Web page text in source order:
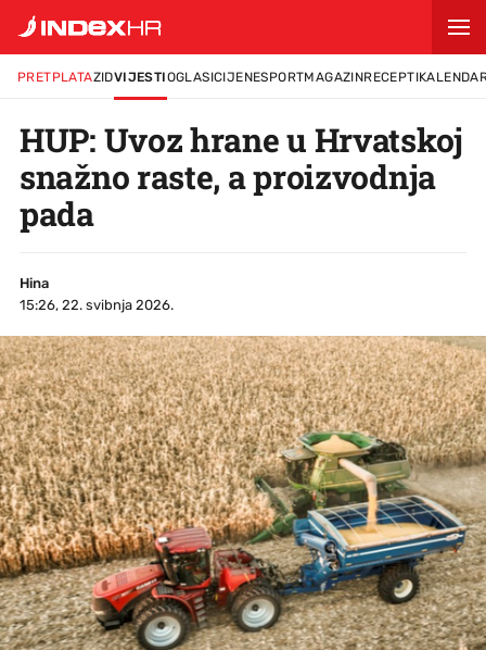
PRETPLATAZIDVIJESTIOGLASICIJENESPORTMAGAZINRECEPTI
HUP: Uvoz hrane u Hrvatskoj
snažno raste, a proizvodnja
pada
Hina
15:26, 22. svibnja 2026.